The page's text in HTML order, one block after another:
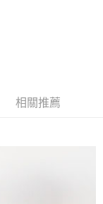
日，確認付款後即完
分期系統評分，恕無
結算日後寄送繳費提
相關推薦